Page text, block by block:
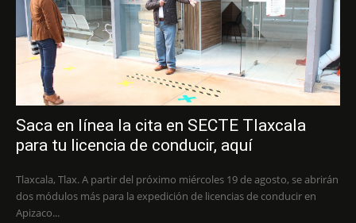
Saca en línea la cita en SECTE Tlaxcala
para tu licencia de conducir, aquí
Tlaxcala, Tlax. A partir del próximo miércoles 19 de agosto, se abrirán
dos módulos más para la expedición de licencias de conducir en
Apizaco...